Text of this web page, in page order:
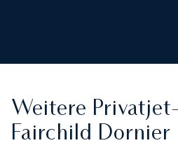
Weitere
Fairchild Dornier